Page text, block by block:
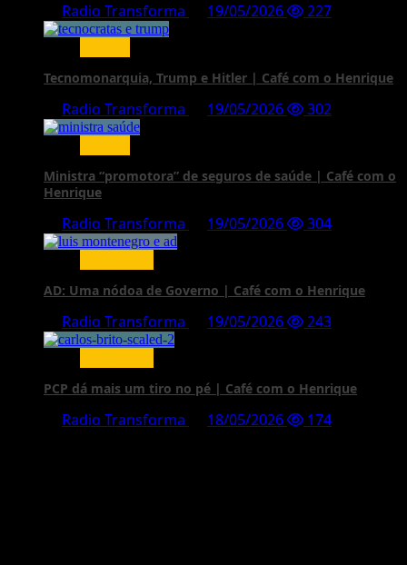
Radio Transforma 19/05/2026
227
Tecnomonarquia, Trump e Hitler | Café com o Henrique
Radio Transforma 19/05/2026
302
Ministra “promotora” de seguros de saúde | Café com o
Henrique
Radio Transforma 19/05/2026
304
AD: Uma nódoa de Governo | Café com o Henrique
Radio Transforma 19/05/2026
243
PCP dá mais um tiro no pé | Café com o Henrique
Radio Transforma 18/05/2026 174